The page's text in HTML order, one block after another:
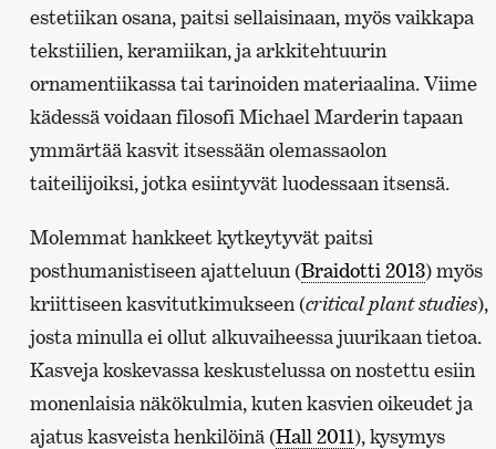
estetiikan osana, paitsi sellaisinaan, myös vaikkapa
tekstiilien, keramiikan, ja arkkitehtuurin
ornamentiikassa tai tarinoiden materiaalina. Viime
kädessä voidaan filosofi Michael Marderin tapaan
ymmärtää kasvit itsessään olemassaolon
taiteilijoiksi, jotka esiintyvät luodessaan itsensä.
Molemmat hankkeet kytkeytyvät paitsi
posthumanistiseen ajatteluun (Braidotti 2013) myös
kriittiseen kasvitutkimukseen (critical plant studies),
josta minulla ei ollut alkuvaiheessa juurikaan tietoa.
Kasveja koskevassa keskustelussa on nostettu esiin
monenlaisia näkökulmia, kuten kasvien oikeudet ja
ajatus kasveista henkilöinä (Hall 2011), kysymys